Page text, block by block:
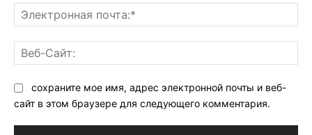
сохраните мое имя, адрес электронной почты и веб-
сайт в этом браузере для следующего комментария.